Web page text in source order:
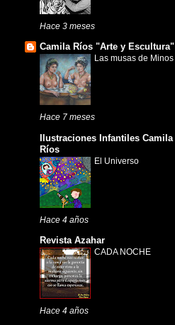
Hace 3 meses
Camila Ríos "Arte y Escultura"
Las musas de Minos
Hace 7 meses
Ilustraciones Infantiles Camila
Ríos
El Universo
Hace 4 años
Revista Azahar
CADA NOCHE
Hace 4 años